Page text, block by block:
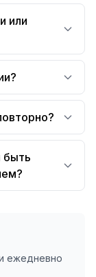
или
быть
ежедневно